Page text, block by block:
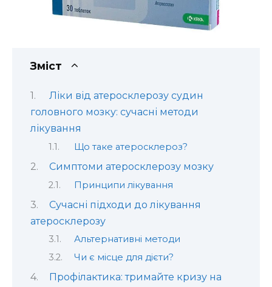
Зміст
Ліки від атеросклерозу судин
головного мозку: сучасні методи
лікування
Що таке атеросклероз?
Симптоми атеросклерозу мозку
Принципи лікування
Сучасні підходи до лікування
атеросклерозу
Альтернативні методи
Чи є місце для дієти?
Профілактика: тримайте кризу на